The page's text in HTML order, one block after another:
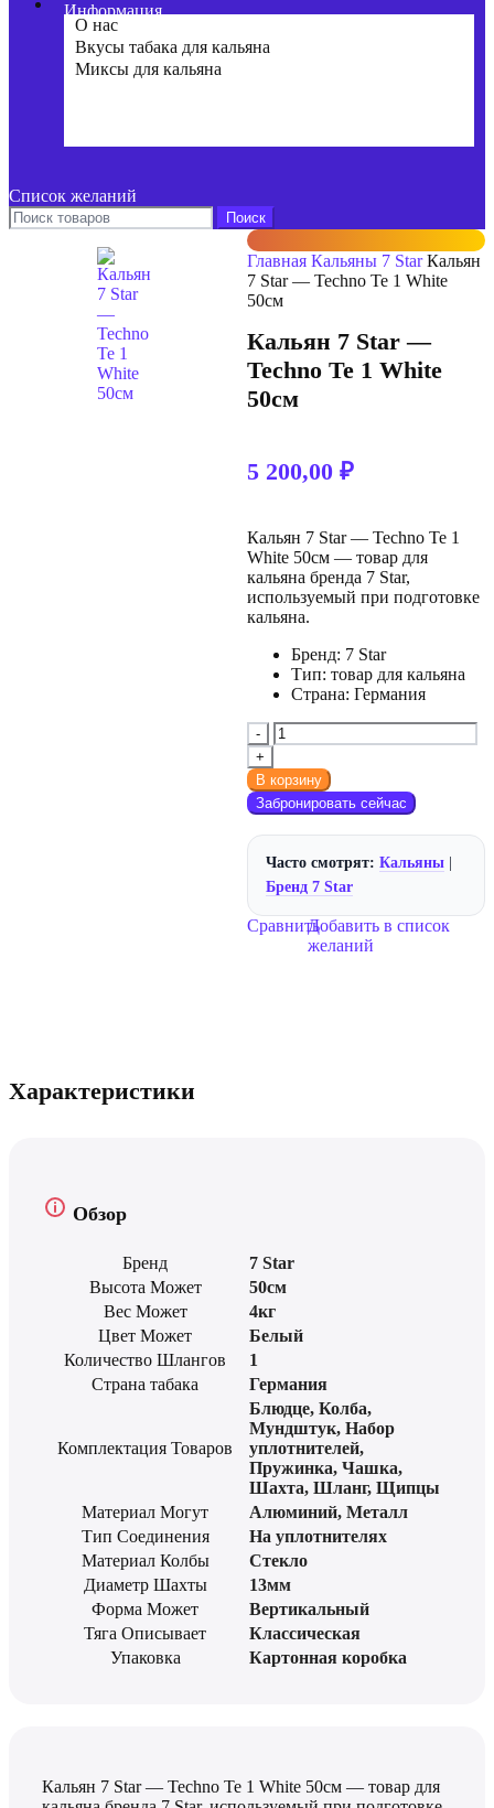
Информация
О нас
Вкусы табака для кальяна
Миксы для кальяна
Список желаний
Поиск
Главная Кальяны 7 StarКальян
7 Star — Techno Te 1 White
50см
Кальян 7 Star —
Techno Te 1 White
50см
5 200,00 ₽
Кальян 7 Star — Techno Te 1
White 50см — товар для
кальяна бренда 7 Star,
используемый при подготовке
кальяна.
Бренд: 7 Star
Тип: товар для кальяна
Страна: Германия
В корзину
Забронировать сейчас
Часто смотрят: Кальяны
Бренд 7 Star
СравнитьДобавить в список
желаний
Характеристики
Обзор
Бренд
7 Star
Высота Может
50см
Вес Может
4кг
Цвет Может
Белый
Количество Шлангов
1
Страна табака
Германия
Комплектация Товаров
Блюдце, Колба,
Мундштук, Набор
уплотнителей,
Пружинка, Чашка,
Шахта, Шланг, Щипцы
Материал Могут
Алюминий, Металл
Тип Соединения
На уплотнителях
Материал Колбы
Стекло
Диаметр Шахты
13мм
Форма Может
Вертикальный
Тяга Описывает
Классическая
Упаковка
Картонная коробка
Кальян 7 Star — Techno Te 1 White 50см — товар для